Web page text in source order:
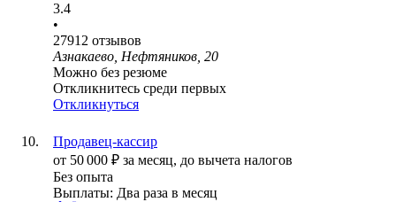
3.4
•
27912 отзывов
Азнакаево, Нефтяников, 20
Можно без резюме
Откликнитесь среди первых
Откликнуться
Продавец-кассир
от 50 000 ₽ за месяц, до вычета налогов
Без опыта
Выплаты: Два раза в месяц